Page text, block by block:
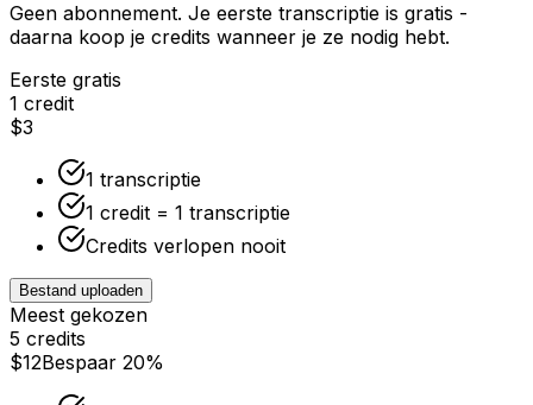
Geen abonnement. Je eerste transcriptie is gratis -
daarna koop je credits wanneer je ze nodig hebt.
Eerste gratis
1 credit
$3
1 transcriptie
1 credit = 1 transcriptie
Credits verlopen nooit
Bestand uploaden
Meest gekozen
5 credits
$12Bespaar 20%